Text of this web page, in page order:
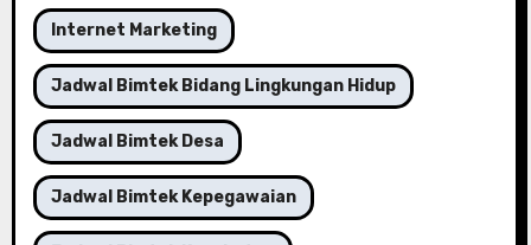
Internet Marketing
Jadwal Bimtek Bidang Lingkungan Hidup
Jadwal Bimtek Desa
Jadwal Bimtek Kepegawaian